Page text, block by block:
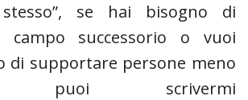
se hai bisogno di
successorio o vuoi
di supportare persone meno
puoi scrivermi